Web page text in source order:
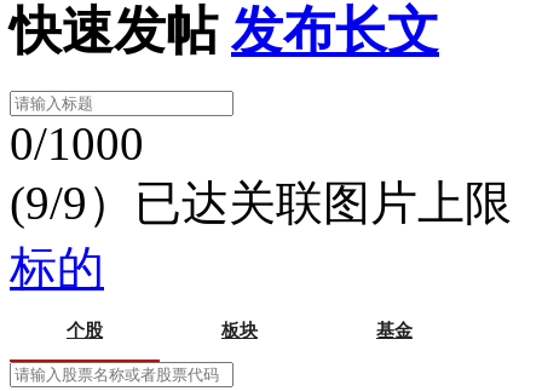
快速发帖 发布长文
0/1000
(9/9）已达关联图片上限
标的
个股 板块 基金